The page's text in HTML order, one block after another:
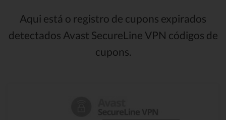
Aqui está o registro de cupons expirados
detectados Avast SecureLine VPN códigos de
cupons.